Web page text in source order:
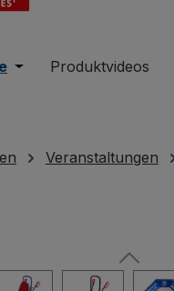
Öffne oder Schließe
Produktvideos
Veranstaltungen